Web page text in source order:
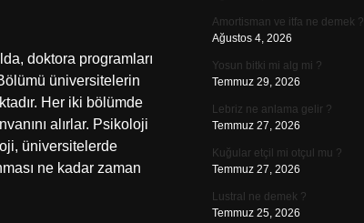
doktora programları
üniversitelerin
Her iki bölümde
alırlar. Psikoloji
üniversitelerde
ne kadar zaman
Amortisman ve itfa ne demek ?
Ağustos 4, 2026
Yosun bitki mi alg mi ?
Temmuz 29, 2026
Lebriz ne anlama gelir ?
Temmuz 27, 2026
Kuğular etçil mi otçul mu ?
Temmuz 27, 2026
Lustral ne demek ?
Temmuz 25, 2026